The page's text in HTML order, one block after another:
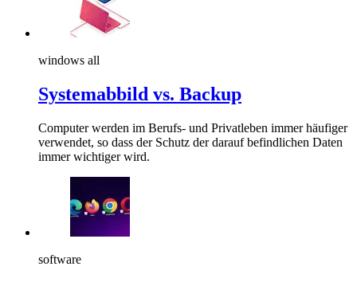
windows all
Systemabbild vs. Backup
Computer werden im Berufs- und Privatleben immer häufiger
verwendet, so dass der Schutz der darauf befindlichen Daten
immer wichtiger wird.
software